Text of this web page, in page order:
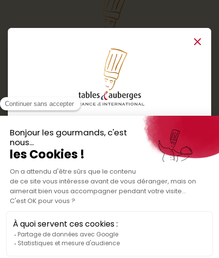
Services
Routes gourmandes
Partenaires
Presse
Créer votre espace personnel
Informations légales
Politique de confidentialité des données
Conditions générales de vente
Médiateur de la consommation
Close
Téléchargez
l'application gratuite !
Nos bons plans et découvertes
gourmandes à vivre en famille et entre
amis